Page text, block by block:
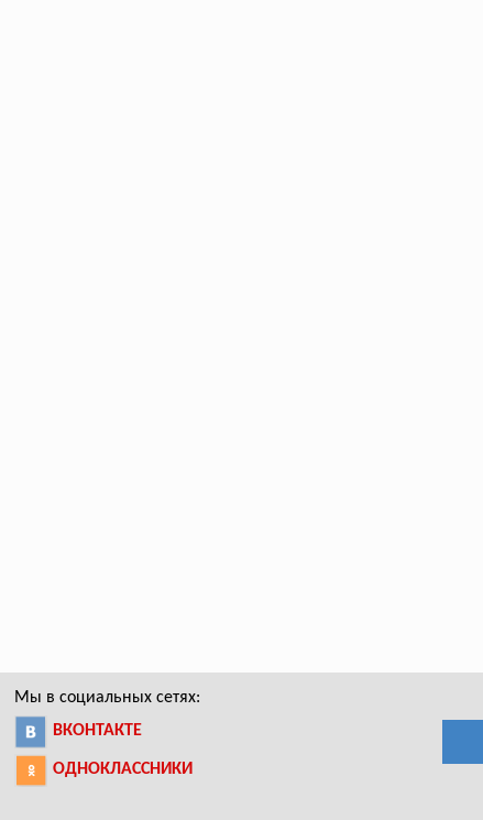
Мы в социальных сетях:
ВКОНТАКТЕ
ОДНОКЛАССНИКИ